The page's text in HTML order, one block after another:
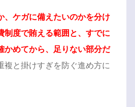
、ケガに備えたいのかを分け
制度で賄える範囲と、すでに
かめてから、足りない部分だ
複と掛けすぎを防ぐ進め方に